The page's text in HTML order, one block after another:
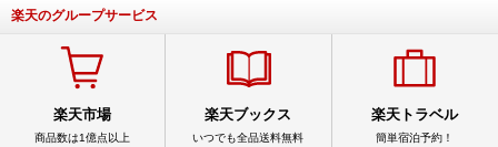
楽天のグループサービス
楽天市場
商品数は1億点以上
楽天ブックス
いつでも全品送料無料
楽天トラベル
簡単宿泊予約！